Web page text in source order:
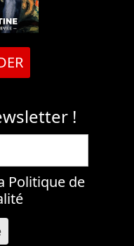
!
Politique de